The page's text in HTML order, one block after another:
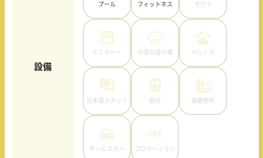
設備
プール フィットネス サウナ
ミニマート 子供の遊び場 ペット可
日本語スタッフ 駅近 高層物件
サービスカー プロモーション